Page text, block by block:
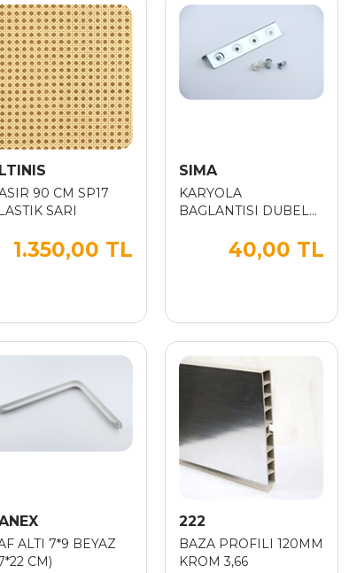
90 CM SP17
SARI
1.350,00 TL
SIMA
KARYOLA
BAGLANTISI DUBELLI
40,00 TL
ALTI 7*9 BEYAZ
CM)
222
BAZA PROFILI 120MM
KROM 3,66